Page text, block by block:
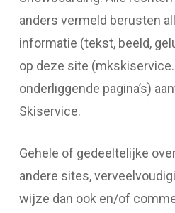
anders vermeld berusten
informatie (tekst, beeld,
op deze site
onderliggende pagina’s)
Skiservice.
Gehele of gedeeltelijke
andere sites,
wijze dan ook en/of